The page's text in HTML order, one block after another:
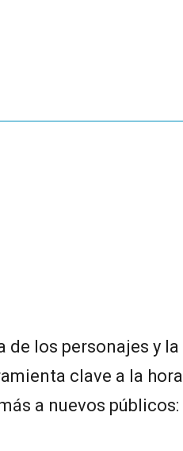
de los personajes y la
clave a la hora
a nuevos públicos: